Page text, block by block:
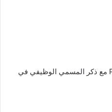
أرسل السيرة الذاتية بالصيغة PDF مع ذكر المسمي الوظيفي في